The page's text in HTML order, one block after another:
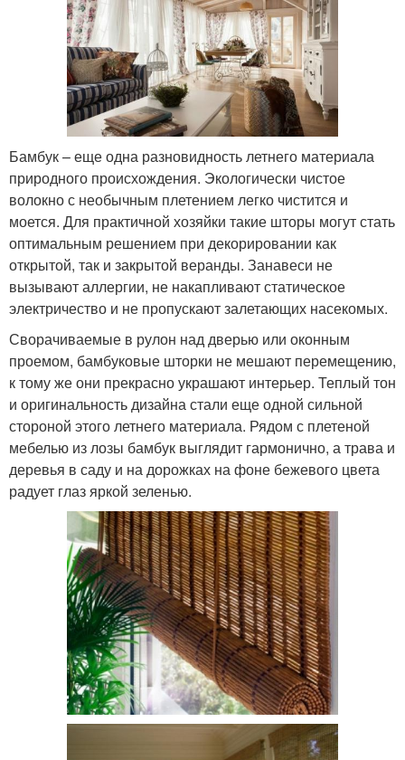
Бамбук – еще одна разновидность летнего материала
природного происхождения. Экологически чистое
волокно с необычным плетением легко чистится и
моется. Для практичной хозяйки такие шторы могут стать
оптимальным решением при декорировании как
открытой, так и закрытой веранды. Занавеси не
вызывают аллергии, не накапливают статическое
электричество и не пропускают залетающих насекомых.
Сворачиваемые в рулон над дверью или оконным
проемом, бамбуковые шторки не мешают перемещению,
к тому же они прекрасно украшают интерьер. Теплый тон
и оригинальность дизайна стали еще одной сильной
стороной этого летнего материала. Рядом с плетеной
мебелью из лозы бамбук выглядит гармонично, а трава и
деревья в саду и на дорожках на фоне бежевого цвета
радует глаз яркой зеленью.